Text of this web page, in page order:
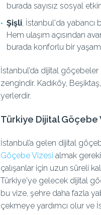
burada sayısız sosyal
Şişli, İstanbul'da yabancı
Hem ulaşım açısından
burada konforlu bir
İstanbul’da dijital göçebeler
zengindir. Kadıköy,
yerlerdir.
Türkiye Dijital Göçebe
İstanbul’a gelen dijital
Göçebe Vizesi almak
çalışanlar için uzun süreli
Türkiye'ye gelecek dijital
bu vize, şehre daha fazla
çekmeye yardımcı olur ve